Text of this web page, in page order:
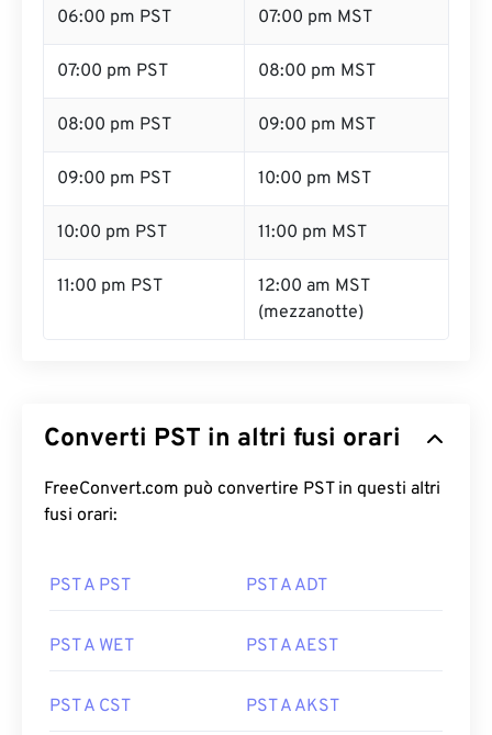
06:00 pm PST 07:00 pm MST
07:00 pm PST 08:00 pm MST
08:00 pm PST 09:00 pm MST
09:00 pm PST 10:00 pm MST
10:00 pm PST 11:00 pm MST
11:00 pm PST
12:00 am MST
(mezzanotte)
Converti PST in altri fusi orari
FreeConvert.com può convertire PST in questi altri
fusi orari:
PST A PST PST A ADT
PST A WET PST A AEST
PST A CST PST A AKST